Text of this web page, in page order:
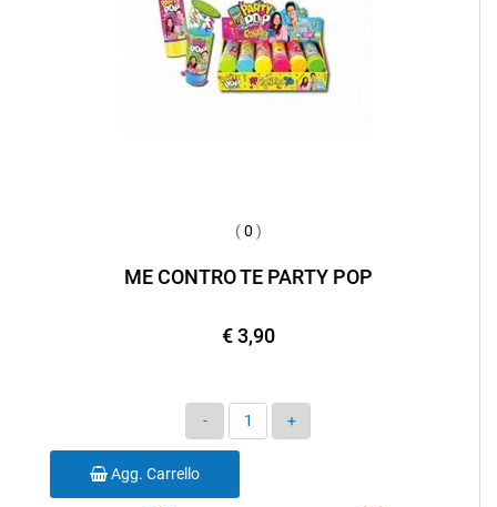
(0 )
ME CONTRO TE PARTY POP
€ 3,90
Quantità
Agg. Carrello